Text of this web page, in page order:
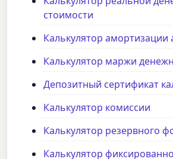
стоимости
Калькулятор амортизации
Калькулятор маржи
Депозитный сертификат
Калькулятор комиссии
Калькулятор резервного
Калькулятор